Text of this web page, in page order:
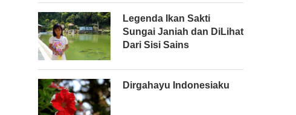
Legenda Ikan Sakti
Sungai Janiah dan DiLihat
Dari Sisi Sains
Dirgahayu Indonesiaku